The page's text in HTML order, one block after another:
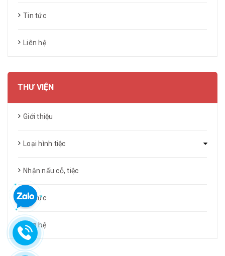
Tin tức
Liên hệ
THƯ VIỆN
Giới thiệu
Loại hình tiệc
Nhận nấu cỗ, tiệc
Tin tức
Liên hệ